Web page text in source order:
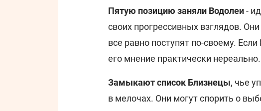
Пятую позицию заняли Водолеи-
своих прогрессивных взглядов.
все равно поступят по-своему.
его мнение практически нереально.
Замыкают список Близнецы, чье
в мелочах. Они могут спорить о